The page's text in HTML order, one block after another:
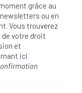
grâce au
ou en
Vous trouverez
votre droit
et
ici